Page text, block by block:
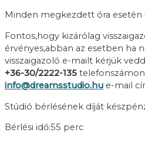
Minden megkezdett óra esetén
Fontos,hogy kizárólag
érvényes,abban az esetben ha
visszaigazoló e-mailt kérjük
+36-30/2222-135
info@dreamsstudio.hu e-mail
Stúdió bérlésének díját
Bérlési idő:55 perc